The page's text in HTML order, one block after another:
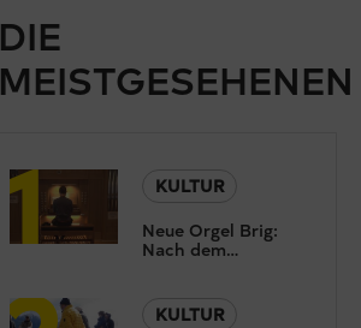
DIE
MEISTGESEHENEN
1
KULTUR
Neue Orgel Brig:
Nach dem
Intonierung
KULTUR